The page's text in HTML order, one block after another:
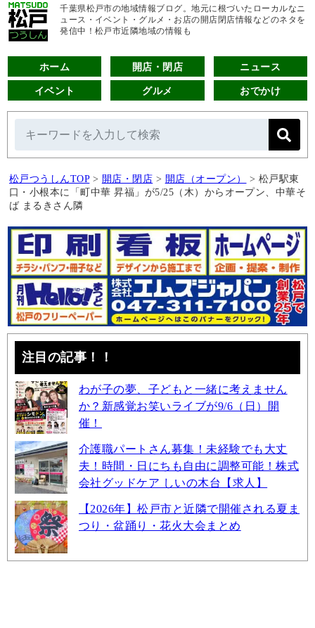
千葉県松戸市の地域情報ブログ。地元に根づいたローカルなニ
ュース・イベント・グルメ・お店の開店閉店情報などのネタを
発信中！松戸市近隣地域の情報も
ホーム 開店・閉店 ニュース
イベント グルメ おでかけ
松戸つうしんTOP > 開店・閉店 > 開店（オープン） > 松戸駅東
口・小根本に「町中華 昇福」が5/25（木）からオープン、中華そ
ば まるきさん隣
注目の記事！！
わが子の夢、子どもと一緒に考えません
か？新感覚お笑いライブが9/6（日）開
催！
介護職パートさん募集！未経験でも大丈
夫！時間・日にちも自由に調整可能！株式
会社グッドケア しいの木台【求人】
【2026年】松戸市と近隣で開催される夏ま
つり・盆踊り・花火大会まとめ